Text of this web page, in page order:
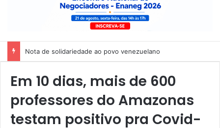
Nota de solidariedade ao povo venezuelano
Em 10 dias, mais de 600
professores do Amazonas
testam positivo pra Covid-